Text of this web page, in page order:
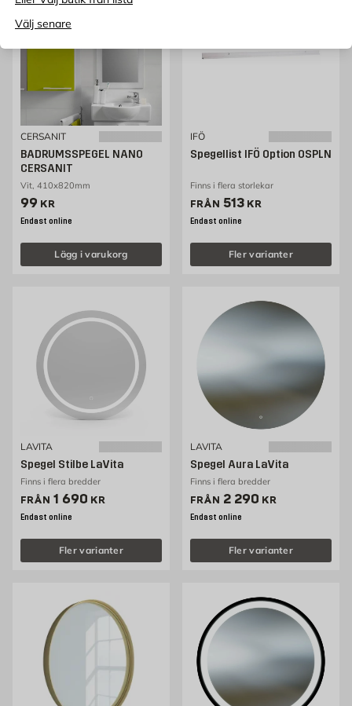
Välj senare
CERSANIT
BADRUMSSPEGEL NANO
CERSANIT
Vit, 410x820mm
Pris 99 kr
99 KR
Endast online
Lägg i varukorg
IFÖ
Spegellist IFÖ Option OSPLN
Finns i flera storlekar
FRÅN Pris 513 kr
513 KR
Endast online
Fler varianter
LAVITA
Spegel Stilbe LaVita
Finns i flera bredder
FRÅN Pris 1690 kr
1 690 KR
Endast online
Fler varianter
LAVITA
Spegel Aura LaVita
Finns i flera bredder
FRÅN Pris 2290 kr
2 290 KR
Endast online
Fler varianter